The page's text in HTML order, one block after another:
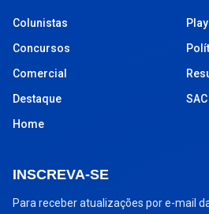
Colunistas
Concursos
Comercial
Destaque
Home
SAC
INSCREVA-SE
Para receber atualizações por e-mail